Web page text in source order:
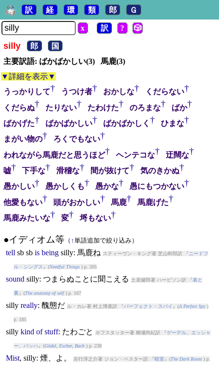
訳 経 環 類 郎 Ｇ
x 訳 ? 🎲
silly 郎
国
主要訳語: ばかばかしい(3) 馬鹿(3)
▼詳細を表示▼
うっかりして† うつけ者† おかしな† くだらない†
くだらぬ† たりない† たわけた† のろまな† ばか†
ばかげた† ばかばかしい† ばかばかしく † ひまな†
まがい物の† ろくでもない†
われながら馬鹿だと思うほど† ヘンテコな† 迂闊な†
嘘† 下手な† 滑稽な† 間が抜けて† 気のきかぬ†
愚かしい† 愚かしくも† 愚かな† 愚にもつかない†
他愛もない† 頭がおかしい† 馬鹿† 馬鹿げた†
馬鹿みたいな† 変† 埒もない†
●イディオム等（ ↑単語追加で絞り込み）
tell sb sb is being silly: 馬鹿ね スティーヴン・キング著 芝山幹郎訳 『 ニードフ
ル・シングス 』(Needful Things) p. 205
sound silly: つまらぬことに聞こえる 土居健郎著 ハービソン訳 『表と
裏』(The anatomy of self) p. 167
silly really: 醜態だ ル・カレ著 村上博基訳 『パーフェクト・スパイ 』(A Perfect Spy)
p. 185
silly kind of stuff: たわごと ホフスタッター著 柳瀬尚紀訳 『ゲーデル、エッシャ
ー、バッハ 』(Gödel, Escher, Bach) p. 238
Mist, silly: 煙、よ。 吉行淳之介著 ジョン・ベスター訳 『暗室』(The Dark Room) p.